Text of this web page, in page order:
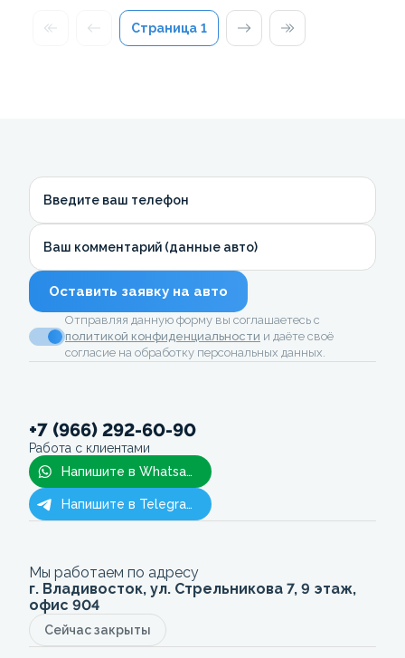
Страница 1
Введите ваш телефон
Ваш комментарий (данные авто)
Оставить заявку на авто
Отправляя данную форму вы соглашаетесь с
политикой конфиденциальности и даёте своё
согласие на обработку персональных данных.
+7 (966) 292-60-90
Работа с клиентами
Напишите в Whatsapp
Напишите в Telegram
Мы работаем по адресу
г. Владивосток, ул. Стрельникова 7, 9 этаж,
офис 904
Сейчас закрыты